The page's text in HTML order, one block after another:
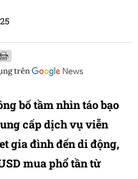
trên
bố tầm nhìn táo bạo
cấp dịch vụ viễn
gia đình đến di động,
mua phổ tần từ